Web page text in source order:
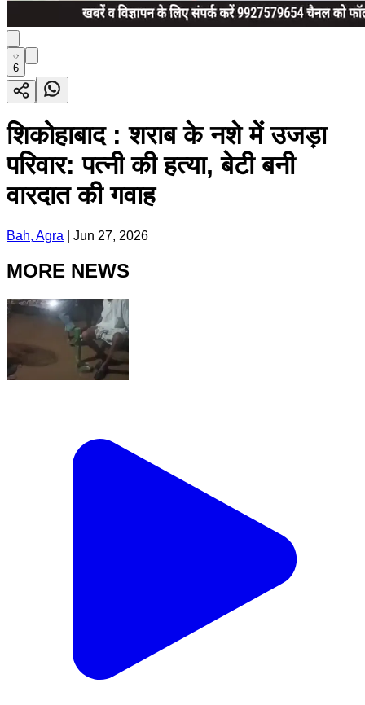
6
शिकोहाबाद : शराब के नशे में उजड़ा
परिवार: पत्नी की हत्या, बेटी बनी
वारदात की गवाह
Bah, Agra Jun 27, 2026
MORE NEWS